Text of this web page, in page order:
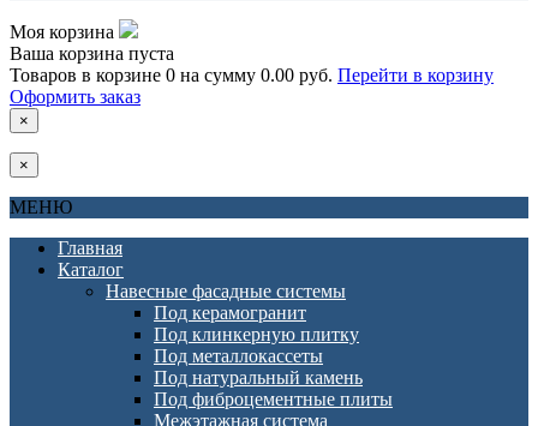
Моя корзина
Ваша корзина пуста
Товаров в корзине 0 на сумму 0.00 руб. Перейти в корзину
Оформить заказ
×
×
МЕНЮ
Главная
Каталог
Навесные фасадные системы
Под керамогранит
Под клинкерную плитку
Под металлокассеты
Под натуральный камень
Под фиброцементные плиты
Межэтажная система